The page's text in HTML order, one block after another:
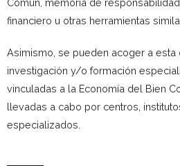
Común, memoria de
financiero u otras herramientas
Asimismo, se pueden acoger a
investigación y/o formación
vinculadas a la Economía del Bien
llevadas a cabo por centros,
especializados.